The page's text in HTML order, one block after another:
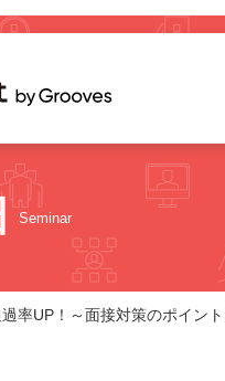
Seminar
率UP！～面接対策のポイン